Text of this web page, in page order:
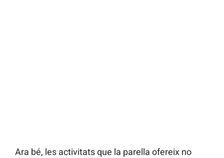
Ara bé, les activitats que la parella ofereix no